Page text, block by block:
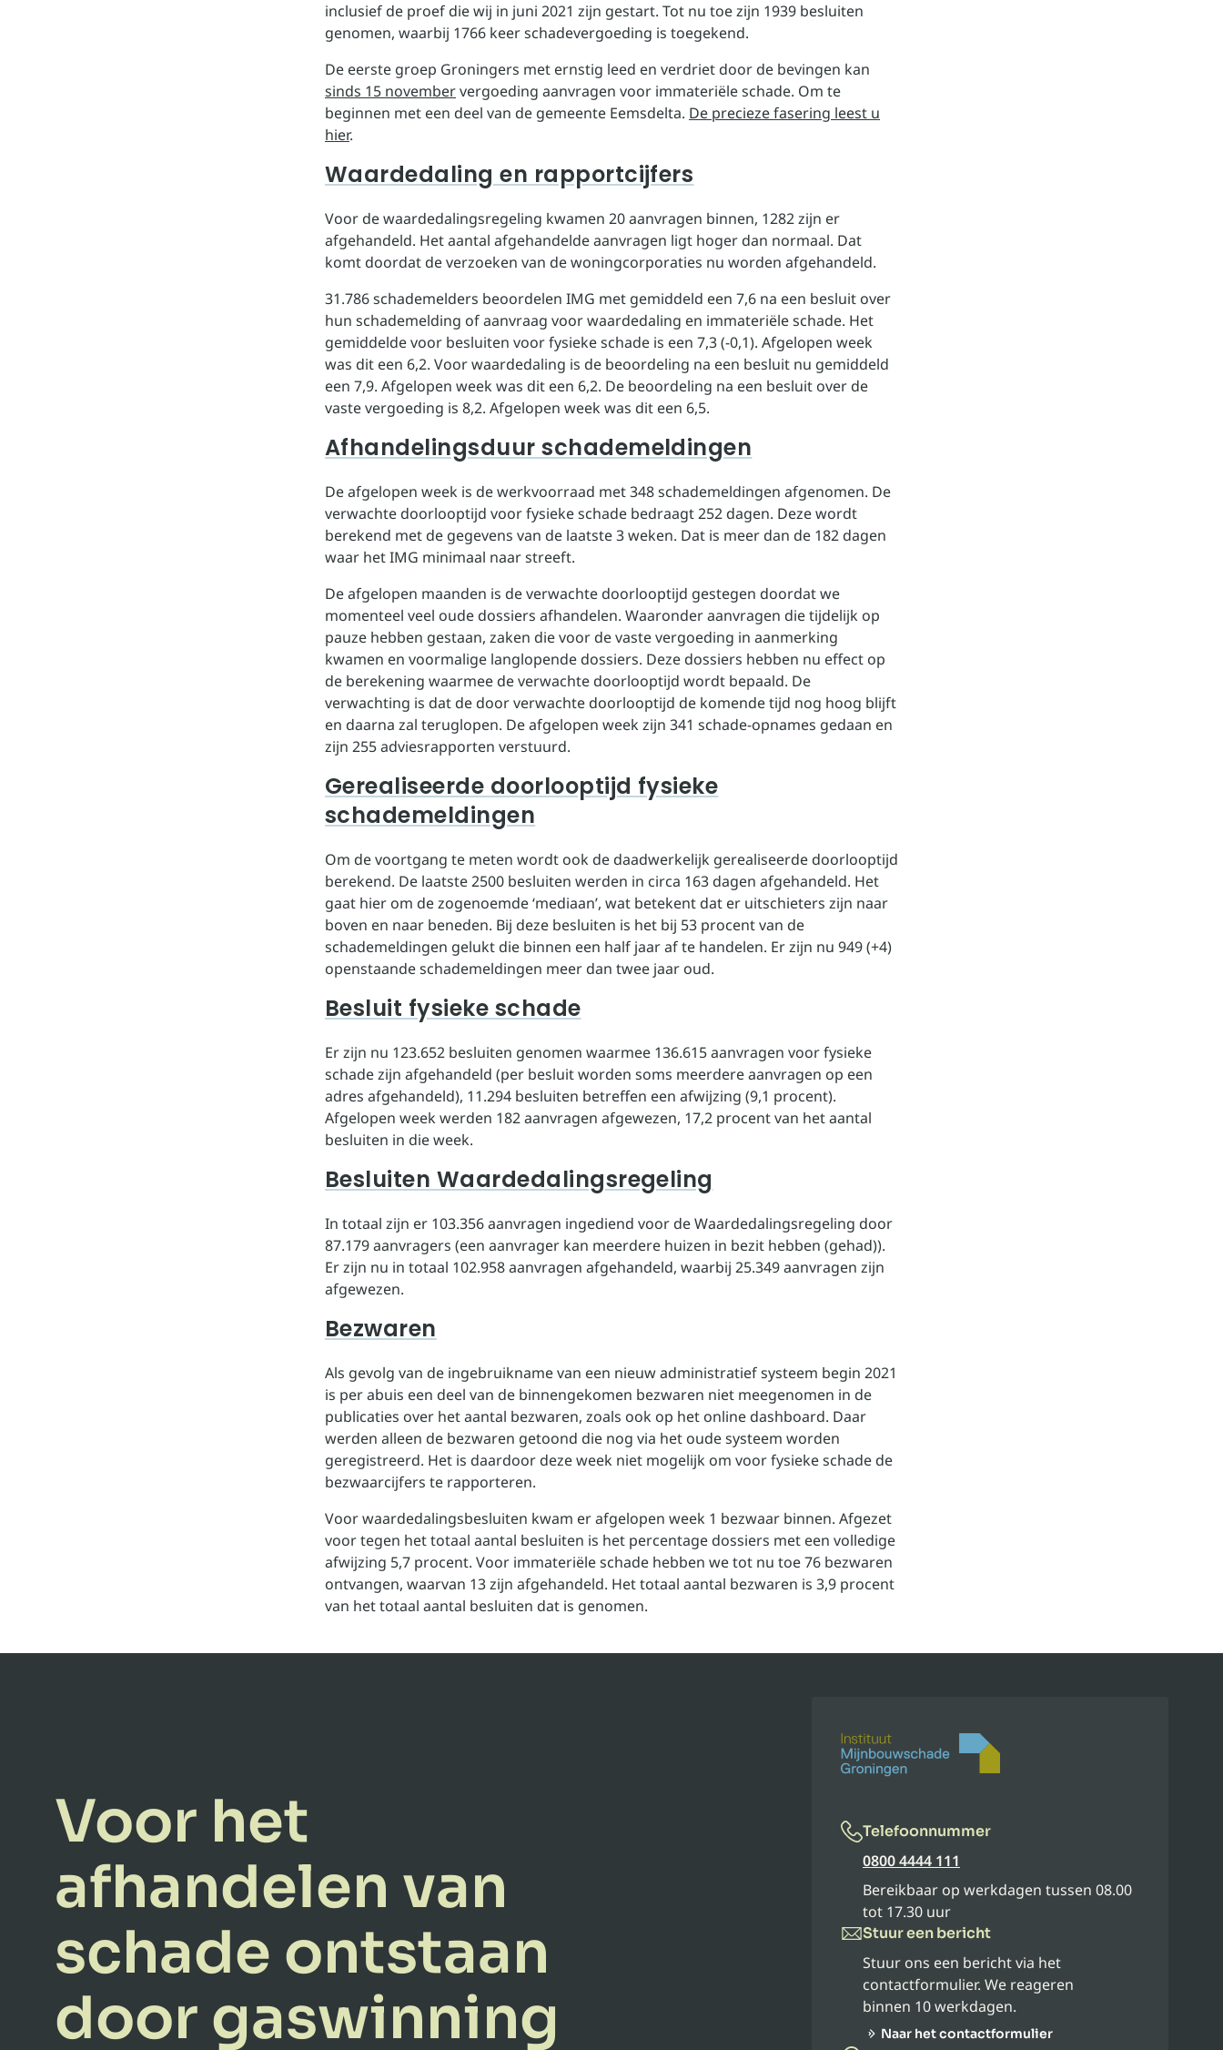
inclusief de proef die wij in juni 2021 zijn gestart. Tot nu toe zijn 1939 besluiten
genomen, waarbij 1766 keer schadevergoeding is toegekend.
De eerste groep Groningers met ernstig leed en verdriet door de bevingen kan
sinds 15 novembervergoeding aanvragen voor immateriële schade. Om te
beginnen met een deel van de gemeente Eemsdelta. De precieze fasering leest u
hier.
Waardedaling en rapportcijfers
Voor de waardedalingsregeling kwamen 20 aanvragen binnen, 1282 zijn er
afgehandeld. Het aantal afgehandelde aanvragen ligt hoger dan normaal. Dat
komt doordat de verzoeken van de woningcorporaties nu worden afgehandeld.
31.786 schademelders beoordelen IMG met gemiddeld een 7,6 na een besluit over
hun schademelding of aanvraag voor waardedaling en immateriële schade. Het
gemiddelde voor besluiten voor fysieke schade is een 7,3 (-0,1). Afgelopen week
was dit een 6,2. Voor waardedaling is de beoordeling na een besluit nu gemiddeld
een 7,9. Afgelopen week was dit een 6,2. De beoordeling na een besluit over de
vaste vergoeding is 8,2. Afgelopen week was dit een 6,5.
Afhandelingsduur schademeldingen
De afgelopen week is de werkvoorraad met 348 schademeldingen afgenomen. De
verwachte doorlooptijd voor fysieke schade bedraagt 252 dagen. Deze wordt
berekend met de gegevens van de laatste 3 weken. Dat is meer dan de 182 dagen
waar het IMG minimaal naar streeft.
De afgelopen maanden is de verwachte doorlooptijd gestegen doordat we
momenteel veel oude dossiers afhandelen. Waaronder aanvragen die tijdelijk op
pauze hebben gestaan, zaken die voor de vaste vergoeding in aanmerking
kwamen en voormalige langlopende dossiers. Deze dossiers hebben nu effect op
de berekening waarmee de verwachte doorlooptijd wordt bepaald. De
verwachting is dat de door verwachte doorlooptijd de komende tijd nog hoog blijft
en daarna zal teruglopen. De afgelopen week zijn 341 schade-opnames gedaan en
zijn 255 adviesrapporten verstuurd.
Gerealiseerde doorlooptijd fysieke
schademeldingen
Om de voortgang te meten wordt ook de daadwerkelijk gerealiseerde doorlooptijd
berekend. De laatste 2500 besluiten werden in circa 163 dagen afgehandeld. Het
gaat hier om de zogenoemde ‘mediaan’, wat betekent dat er uitschieters zijn naar
boven en naar beneden. Bij deze besluiten is het bij 53 procent van de
schademeldingen gelukt die binnen een half jaar af te handelen. Er zijn nu 949 (+4)
openstaande schademeldingen meer dan twee jaar oud.
Besluit fysieke schade
Er zijn nu 123.652 besluiten genomen waarmee 136.615 aanvragen voor fysieke
schade zijn afgehandeld (per besluit worden soms meerdere aanvragen op een
adres afgehandeld), 11.294 besluiten betreffen een afwijzing (9,1 procent).
Afgelopen week werden 182 aanvragen afgewezen, 17,2 procent van het aantal
besluiten in die week.
Besluiten Waardedalingsregeling
In totaal zijn er 103.356 aanvragen ingediend voor de Waardedalingsregeling door
87.179 aanvragers (een aanvrager kan meerdere huizen in bezit hebben (gehad)).
Er zijn nu in totaal 102.958 aanvragen afgehandeld, waarbij 25.349 aanvragen zijn
afgewezen.
Bezwaren
Als gevolg van de ingebruikname van een nieuw administratief systeem begin 2021
is per abuis een deel van de binnengekomen bezwaren niet meegenomen in de
publicaties over het aantal bezwaren, zoals ook op het online dashboard. Daar
werden alleen de bezwaren getoond die nog via het oude systeem worden
geregistreerd. Het is daardoor deze week niet mogelijk om voor fysieke schade de
bezwaarcijfers te rapporteren.
Voor waardedalingsbesluiten kwam er afgelopen week 1 bezwaar binnen. Afgezet
voor tegen het totaal aantal besluiten is het percentage dossiers met een volledige
afwijzing 5,7 procent. Voor immateriële schade hebben we tot nu toe 76 bezwaren
ontvangen, waarvan 13 zijn afgehandeld. Het totaal aantal bezwaren is 3,9 procent
van het totaal aantal besluiten dat is genomen.
Voor het
afhandelen van
schade ontstaan
door gaswinning
Telefoonnummer
0800 4444 111
Bereikbaar op werkdagen tussen 08.00
tot 17.30 uur
Stuur een bericht
Stuur ons een bericht via het
contactformulier. We reageren
binnen 10 werkdagen.
Naar het contactformulier